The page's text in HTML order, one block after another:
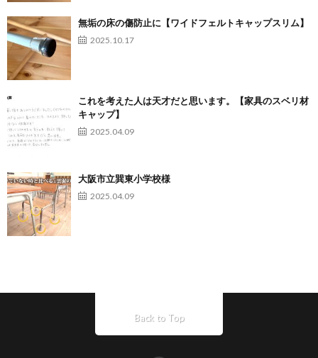
無垢の床の傷防止に【ワイドフェルトキャップスリム】
2025.10.17
これを考えた人は天才だと思います。【家具のスベリ材
キャップ】
2025.04.09
大阪市立巽東小学校様
2025.04.09
Back to Top